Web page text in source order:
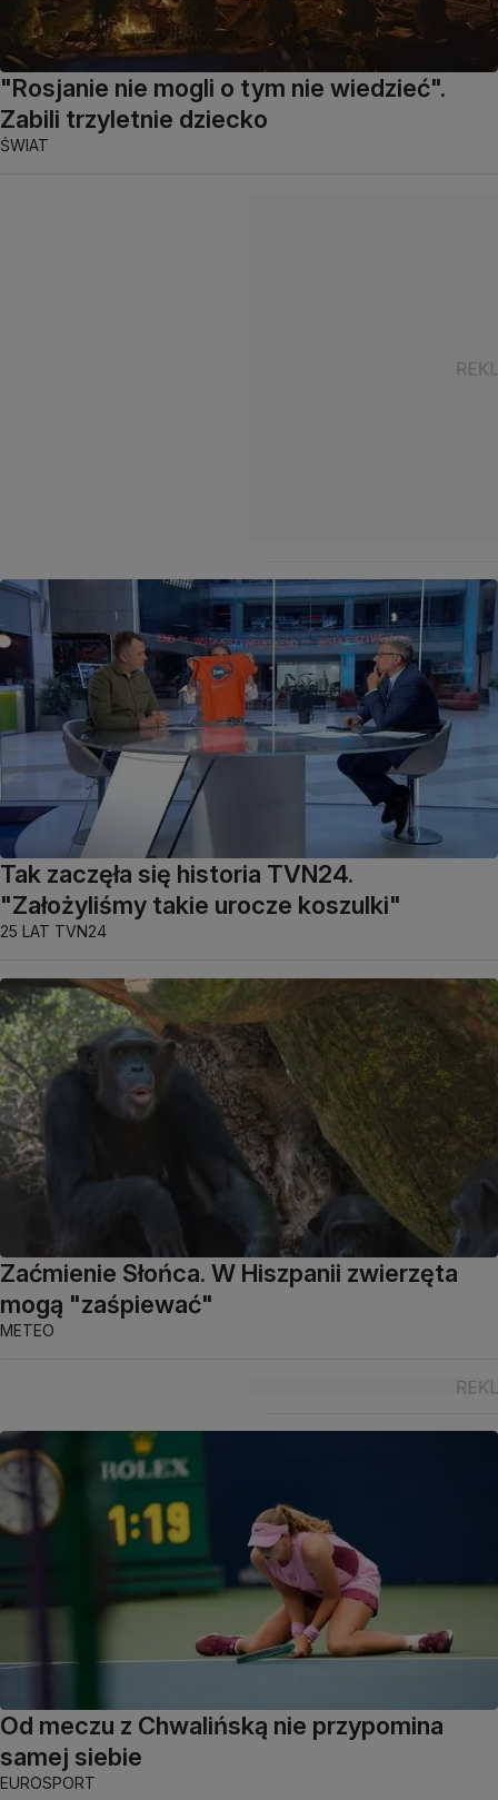
"Rosjanie nie mogli o tym nie wiedzieć".
Zabili trzyletnie dziecko
ŚWIAT
Tak zaczęła się historia TVN24.
"Założyliśmy takie urocze koszulki"
25 LAT TVN24
Zaćmienie Słońca. W Hiszpanii zwierzęta
mogą "zaśpiewać"
METEO
Od meczu z Chwalińską nie przypomina
samej siebie
EUROSPORT